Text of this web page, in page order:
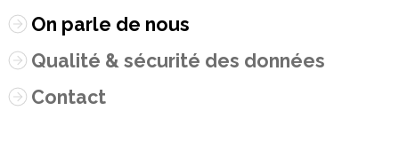
On parle de nous
Qualité & sécurité des données
Contact